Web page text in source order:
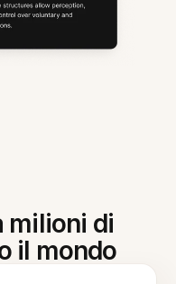
milioni di
il mondo